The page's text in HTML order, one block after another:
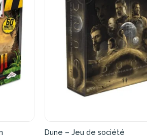
Dune – Jeu de société